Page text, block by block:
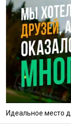
Идеальное место